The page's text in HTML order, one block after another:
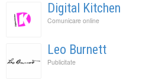
Digital Kitchen
Comunicare online
Leo Burnett
Publicitate